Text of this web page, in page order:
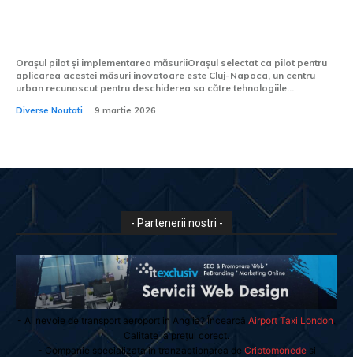
Orașul pilot și implementarea măsuriiOrașul selectat ca pilot pentru
aplicarea acestei măsuri inovatoare este Cluj-Napoca, un centru
urban recunoscut pentru deschiderea sa către tehnologiile...
Diverse Noutati 9 martie 2026
- Partenerii nostri -
- Ai nevoie de transport aeroport in Anglia? Încearcă Airport Taxi London
Calitate la prețul corect.
- Companie specializata in tranzactionarea de Criptomonedesi